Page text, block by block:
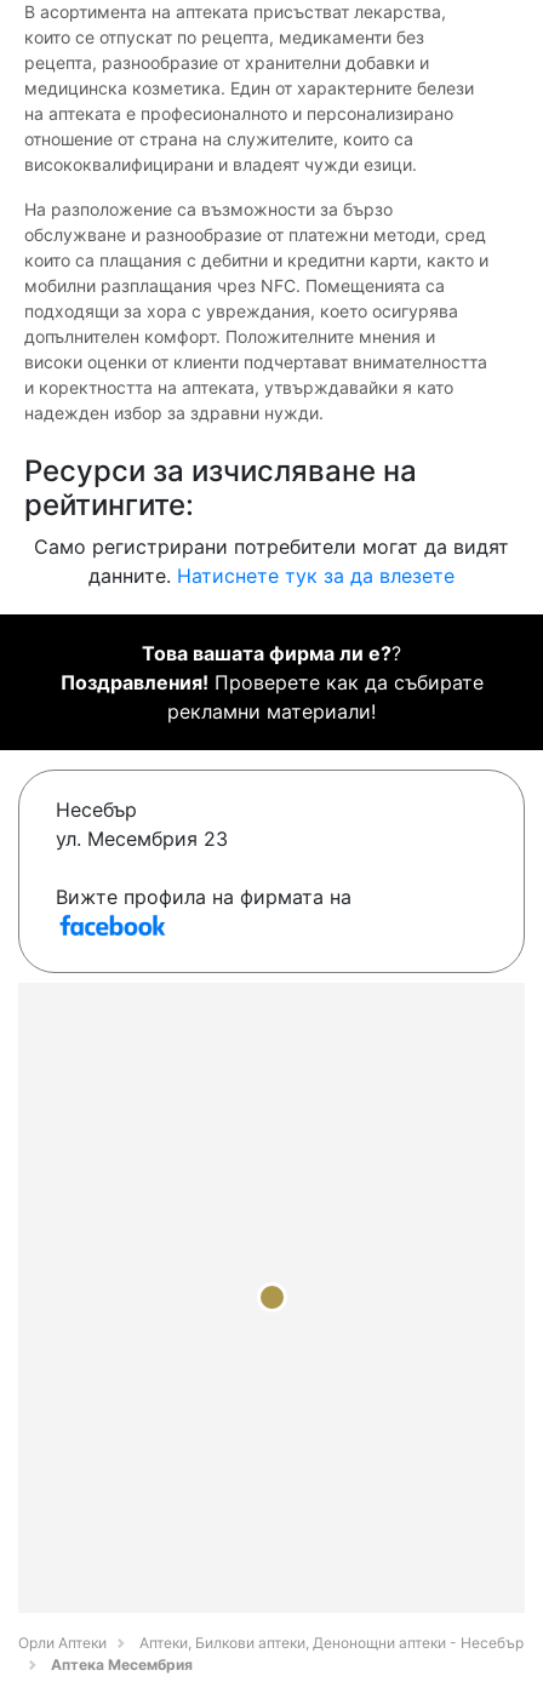
В асортимента на аптеката присъстват лекарства,
които се отпускат по рецепта, медикаменти без
рецепта, разнообразие от хранителни добавки и
медицинска козметика. Един от характерните белези
на аптеката е професионалното и персонализирано
отношение от страна на служителите, които са
висококвалифицирани и владеят чужди езици.
На разположение са възможности за бързо
обслужване и разнообразие от платежни методи, сред
които са плащания с дебитни и кредитни карти, както и
мобилни разплащания чрез NFC. Помещенията са
подходящи за хора с увреждания, което осигурява
допълнителен комфорт. Положителните мнения и
високи оценки от клиенти подчертават внимателността
и коректността на аптеката, утвърждавайки я като
надежден избор за здравни нужди.
Ресурси за изчисляване на
рейтингите:
Само регистрирани потребители могат да видят
данните. Натиснете тук за да влезете
Това вашата фирма ли е??
Поздравления! Проверете как да събирате
рекламни материали!
Несебър
ул. Месембрия 23
Вижте профила на фирмата на
Орли Аптеки
Аптеки, Билкови аптеки, Денонощни аптеки - Несебър
Аптека Месембрия